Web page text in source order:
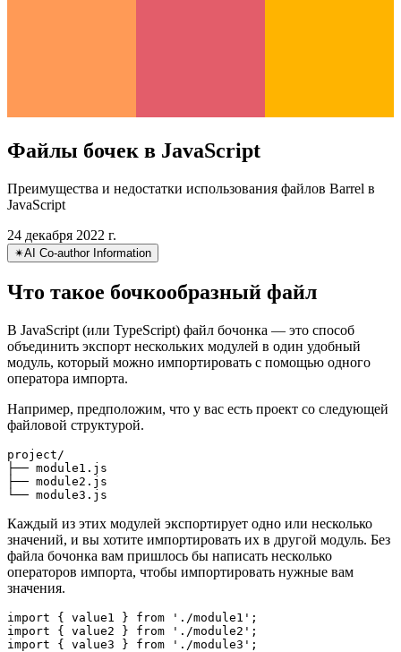
Преимущества и недостатки использования файлов Barrel в
✴︎AI Co-author Information
Что такое бочкообразный файл
В JavaScript (или TypeScript) файл бочонка — это способ
объединить экспорт нескольких модулей в один удобный
модуль, который можно импортировать с помощью одного
оператора импорта.
Например, предположим, что у вас есть проект со следующей
файловой структурой.
project/
├── module1.js
├── module2.js
Каждый из этих модулей экспортирует одно или несколько
значений, и вы хотите импортировать их в другой модуль. Без
файла бочонка вам пришлось бы написать несколько
операторов импорта, чтобы импортировать нужные вам